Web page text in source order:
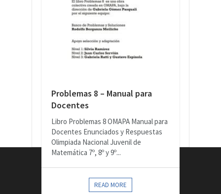
Problemas 8 – Manual para
Docentes
Libro Problemas 8 OMAPA Manual para
Docentes Enunciados y Respuestas
Olimpiada Nacional Juvenil de
Matemática 7º, 8º y 9º...
READ MORE